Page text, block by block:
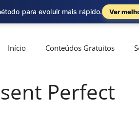
Início Conteúdos Gratuitos
Perfect
para evoluir mais rápido. Ver